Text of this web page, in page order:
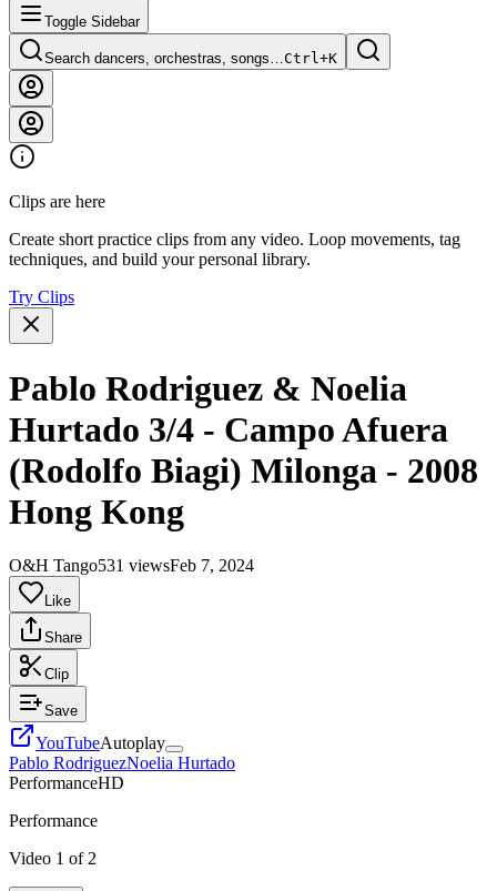
Toggle Sidebar
Search dancers, orchestras, songs…Ctrl+K
Clips are here
Create short practice clips from any video. Loop movements, tag
techniques, and build your personal library.
Try Clips
Pablo Rodriguez & Noelia
Hurtado 3/4 - Campo Afuera
(Rodolfo Biagi) Milonga - 2008
Hong Kong
O&H Tango531 viewsFeb 7, 2024
Like
Share
Clip
Save
YouTubeAutoplay
Pablo RodriguezNoelia Hurtado
PerformanceHD
Performance
Video 1 of 2